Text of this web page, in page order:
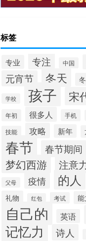
标签
专业 专注 中国
元宵节 冬天
学校 孩子 宋
年初 很多人 手机
技能 攻略 新年
春节 春节期间
梦幻西游 注意
父母 疫情 的人
礼物 红包 考试 能
自己的 英语
记忆力 诗人